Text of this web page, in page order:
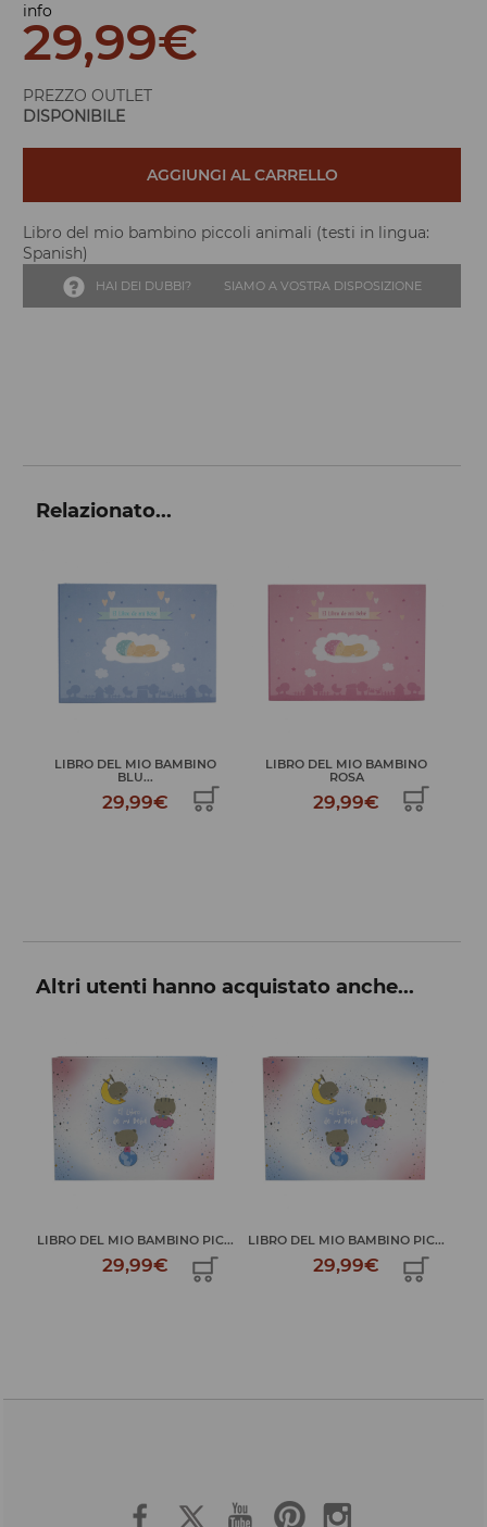
info
29,99€
PREZZO OUTLET
DISPONIBILE
AGGIUNGI AL CARRELLO
Libro del mio bambino piccoli animali (testi in lingua:
Spanish)
HAI DEI DUBBI? SIAMO A VOSTRA DISPOSIZIONE
Relazionato...
LIBRO DEL MIO BAMBINO
ROSA
29,99€
LIBRO DEL MIO BAMBINO PIC...
29,99€
Altri utenti hanno acquistato anche...
LIBRO DEL MIO BAMBINO PIC...
29,99€
LIBRO DEL MIO BAMBINO PIC...
29,99€